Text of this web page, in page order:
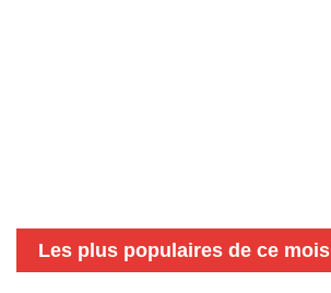
Les plus populaires de ce mois